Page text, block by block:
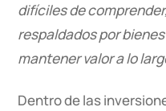
difíciles de
respaldados por
mantener valor a lo
Dentro de las